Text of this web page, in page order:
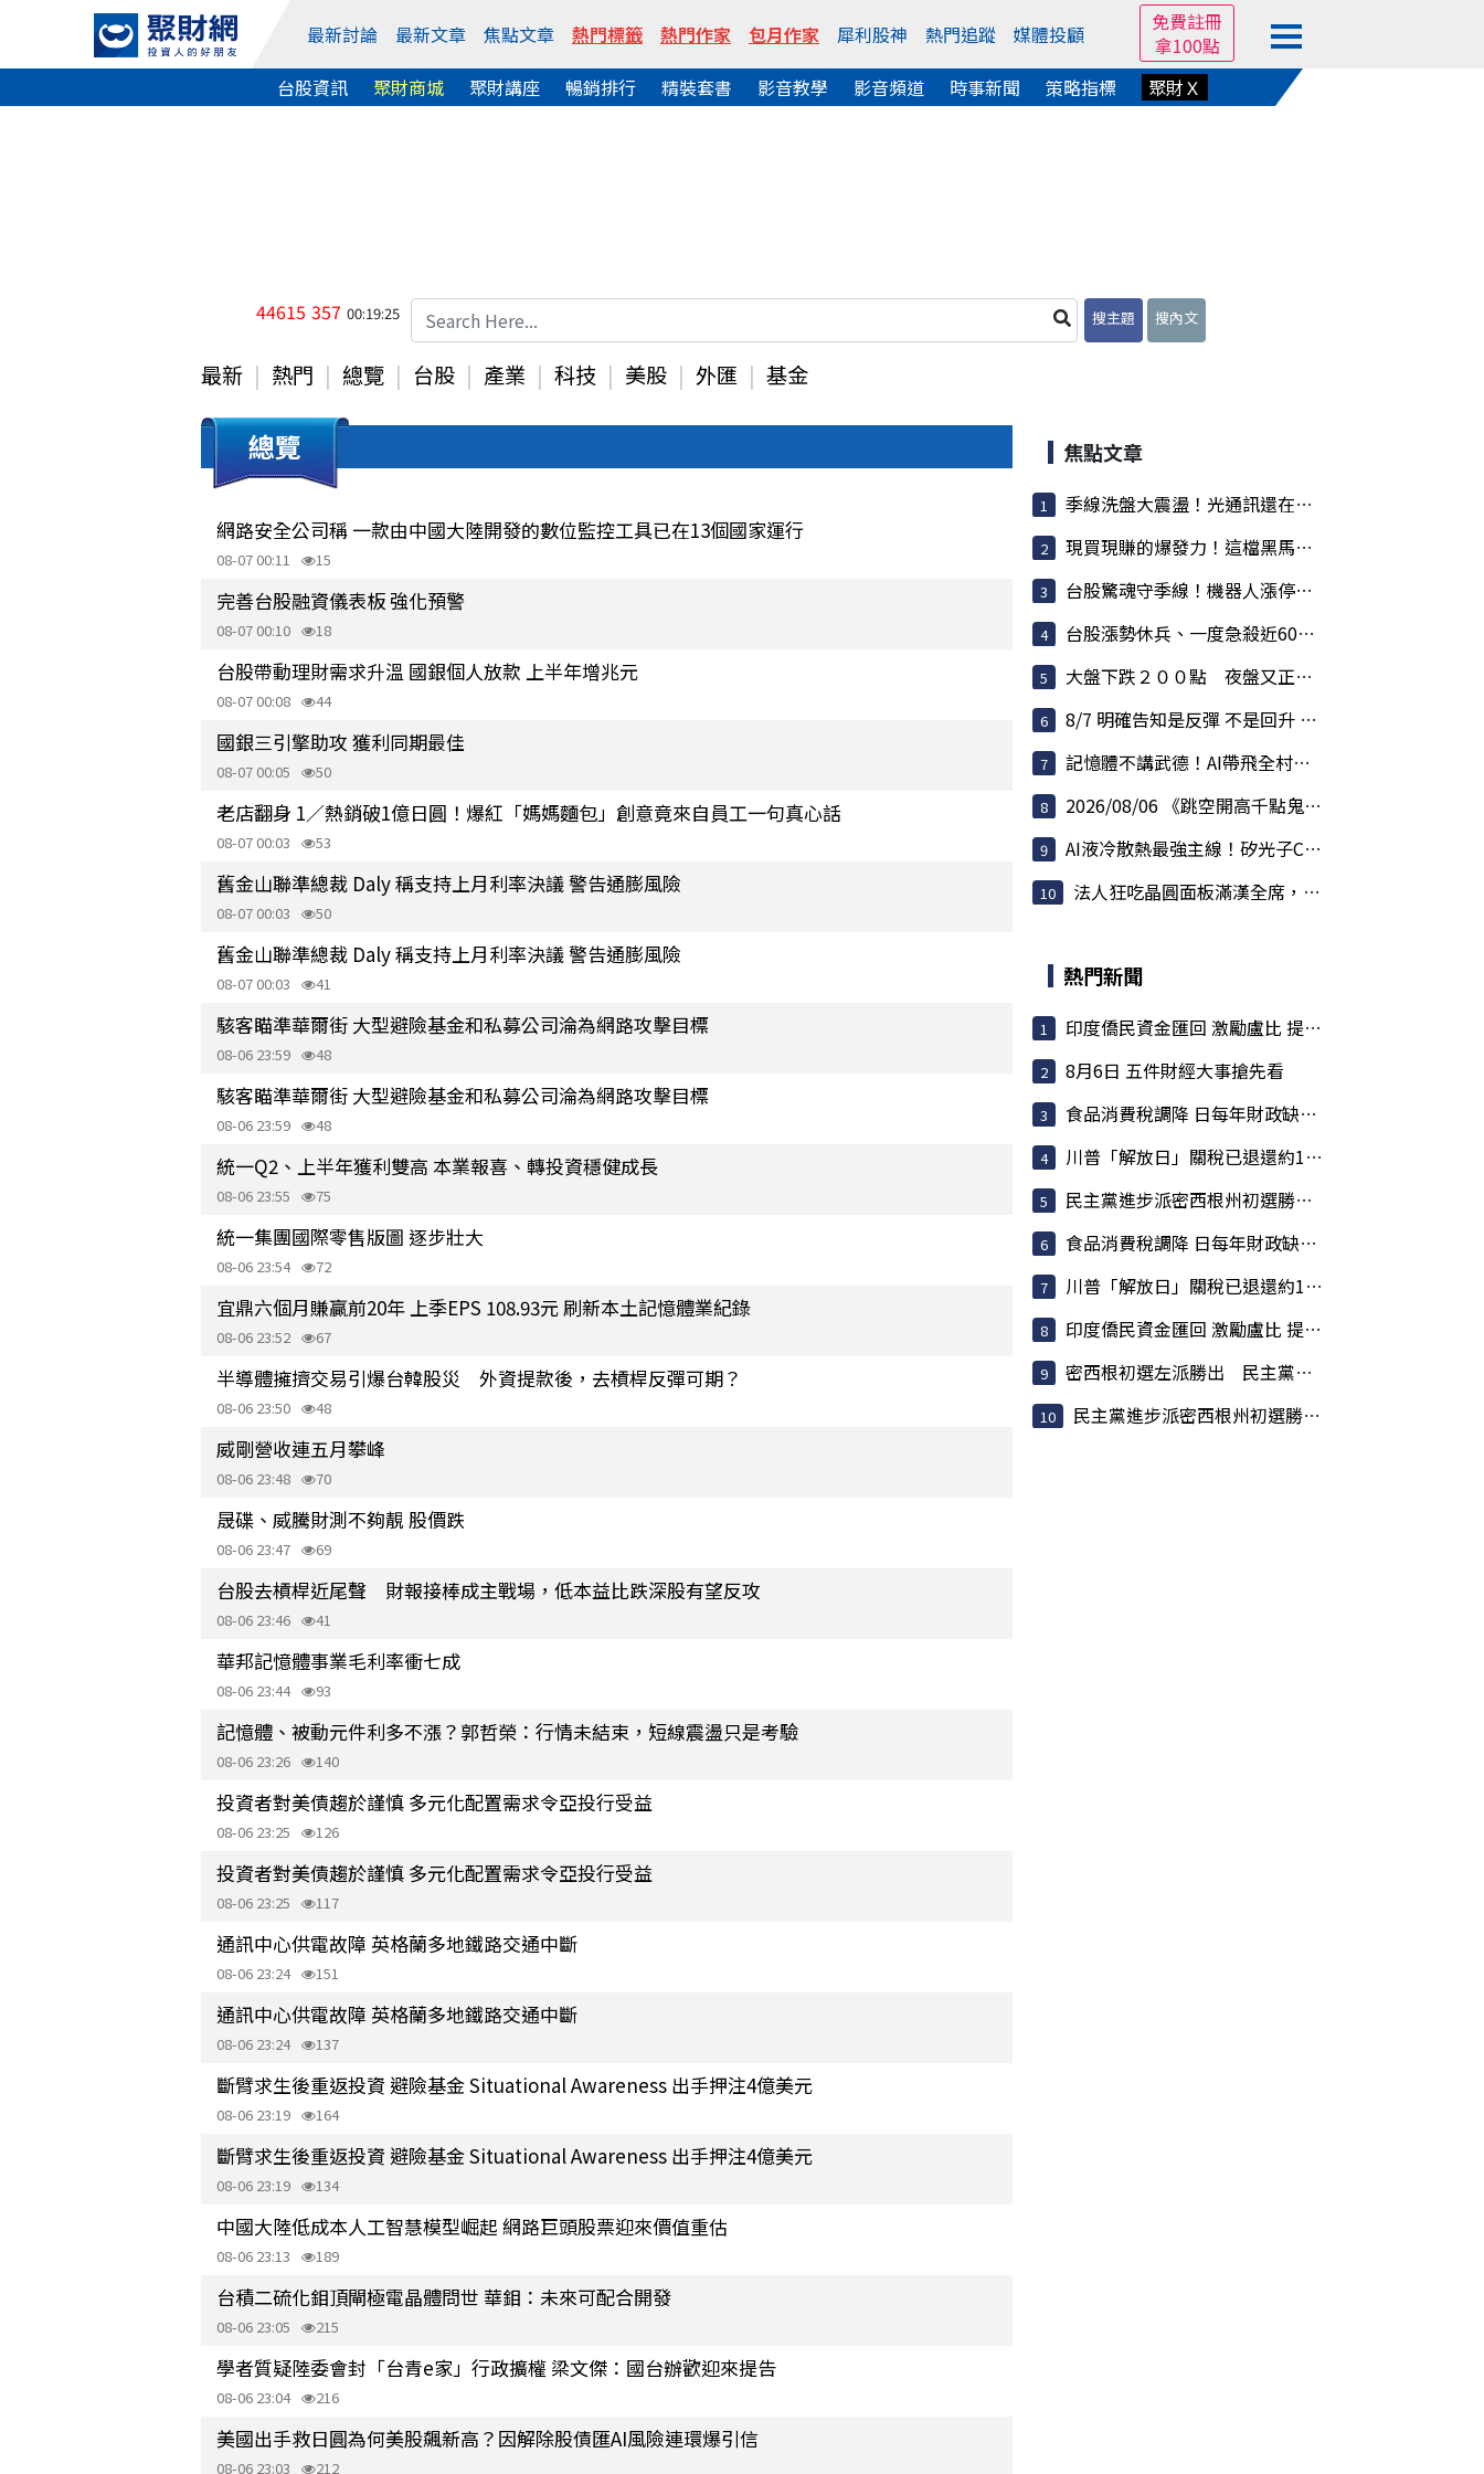
最新討論 最新文章 焦點文章 熱門標籤 熱門作家 包月作家 犀利股神 熱門追蹤 媒體投顧
免費註冊
拿100點
台股資訊
聚財商城 聚財講座 暢銷排行 精裝套書 影音教學 影音頻道 時事新聞 策略指標 聚財Ｘ
44615 357 00:19:25 搜主題 搜內文
最新 熱門 總覽 台股 產業 科技 美股 外匯 基金
總覽
網路安全公司稱 一款由中國大陸開發的數位監控工具已在13個國家運行
08-07 00:11 15
完善台股融資儀表板 強化預警
08-07 00:10 18
台股帶動理財需求升溫 國銀個人放款 上半年增兆元
08-07 00:08 44
國銀三引擎助攻 獲利同期最佳
08-07 00:05 50
老店翻身 1／熱銷破1億日圓！爆紅「媽媽麵包」創意竟來自員工一句真心話
08-07 00:03 53
舊金山聯準總裁 Daly 稱支持上月利率決議 警告通膨風險
08-07 00:03 50
舊金山聯準總裁 Daly 稱支持上月利率決議 警告通膨風險
08-07 00:03 41
駭客瞄準華爾街 大型避險基金和私募公司淪為網路攻擊目標
08-06 23:59 48
駭客瞄準華爾街 大型避險基金和私募公司淪為網路攻擊目標
08-06 23:59 48
統一Q2、上半年獲利雙高 本業報喜、轉投資穩健成長
08-06 23:55 75
統一集團國際零售版圖 逐步壯大
08-06 23:54 72
宜鼎六個月賺贏前20年 上季EPS 108.93元 刷新本土記憶體業紀錄
08-06 23:52 67
半導體擁擠交易引爆台韓股災 外資提款後，去槓桿反彈可期？
08-06 23:50 48
威剛營收連五月攀峰
08-06 23:48 70
晟碟、威騰財測不夠靚 股價跌
08-06 23:47 69
台股去槓桿近尾聲 財報接棒成主戰場，低本益比跌深股有望反攻
08-06 23:46 41
華邦記憶體事業毛利率衝七成
08-06 23:44 93
記憶體、被動元件利多不漲？郭哲榮：行情未結束，短線震盪只是考驗
08-06 23:26 140
投資者對美債趨於謹慎 多元化配置需求令亞投行受益
08-06 23:25 126
投資者對美債趨於謹慎 多元化配置需求令亞投行受益
08-06 23:25 117
通訊中心供電故障 英格蘭多地鐵路交通中斷
08-06 23:24 151
通訊中心供電故障 英格蘭多地鐵路交通中斷
08-06 23:24 137
斷臂求生後重返投資 避險基金 Situational Awareness 出手押注4億美元
08-06 23:19 164
斷臂求生後重返投資 避險基金 Situational Awareness 出手押注4億美元
08-06 23:19 134
中國大陸低成本人工智慧模型崛起 網路巨頭股票迎來價值重估
08-06 23:13 189
台積二硫化鉬頂閘極電晶體問世 華鉬：未來可配合開發
08-06 23:05 215
學者質疑陸委會封「台青e家」行政擴權 梁文傑：國台辦歡迎來提告
08-06 23:04 216
美國出手救日圓為何美股飆新高？因解除股債匯AI風險連環爆引信
08-06 23:03 212
焦點文章
季線洗盤大震盪！光通訊還在噴，散熱強勢，BBU強...
現買現賺的爆發力！這檔黑馬股爆量衝鎖死，主力...
台股驚魂守季線！機器人漲停潮爆發，記憶體還在...
台股漲勢休兵、一度急殺近600點！權值股熄火 散...
大盤下跌２００點 夜盤又正在跌 反彈要結束了？
8/7 明確告知是反彈 不是回升 但不用急著逃命
記憶體不講武德！AI帶飛全村，連蘋果殺價都被對...
2026/08/06 《跳空開高千點鬼盤洗刷 夜盤拉回測...
AI液冷散熱最強主線！矽光子CPO狂飆接棒
法人狂吃晶圓面板滿漢全席，狠心把金融與AI老將...
熱門新聞
印度僑民資金匯回 激勵盧比 提振匯率大有助益
8月6日 五件財經大事搶先看
食品消費稅調降 日每年財政缺口估317億美元
川普「解放日」關稅已退還約1000億美元 占已收稅6成
民主黨進步派密西根州初選勝出 挾「左轉」聲勢挑戰建制派
食品消費稅調降 日每年財政缺口估317億美元
川普「解放日」關稅已退還約1000億美元 占已收稅6成
印度僑民資金匯回 激勵盧比 提振匯率大有助益
密西根初選左派勝出 民主黨焦慮升高
民主黨進步派密西根州初選勝出 挾「左轉」聲勢挑戰建制派